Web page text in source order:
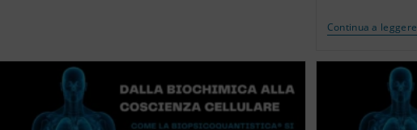
Continua a leggere